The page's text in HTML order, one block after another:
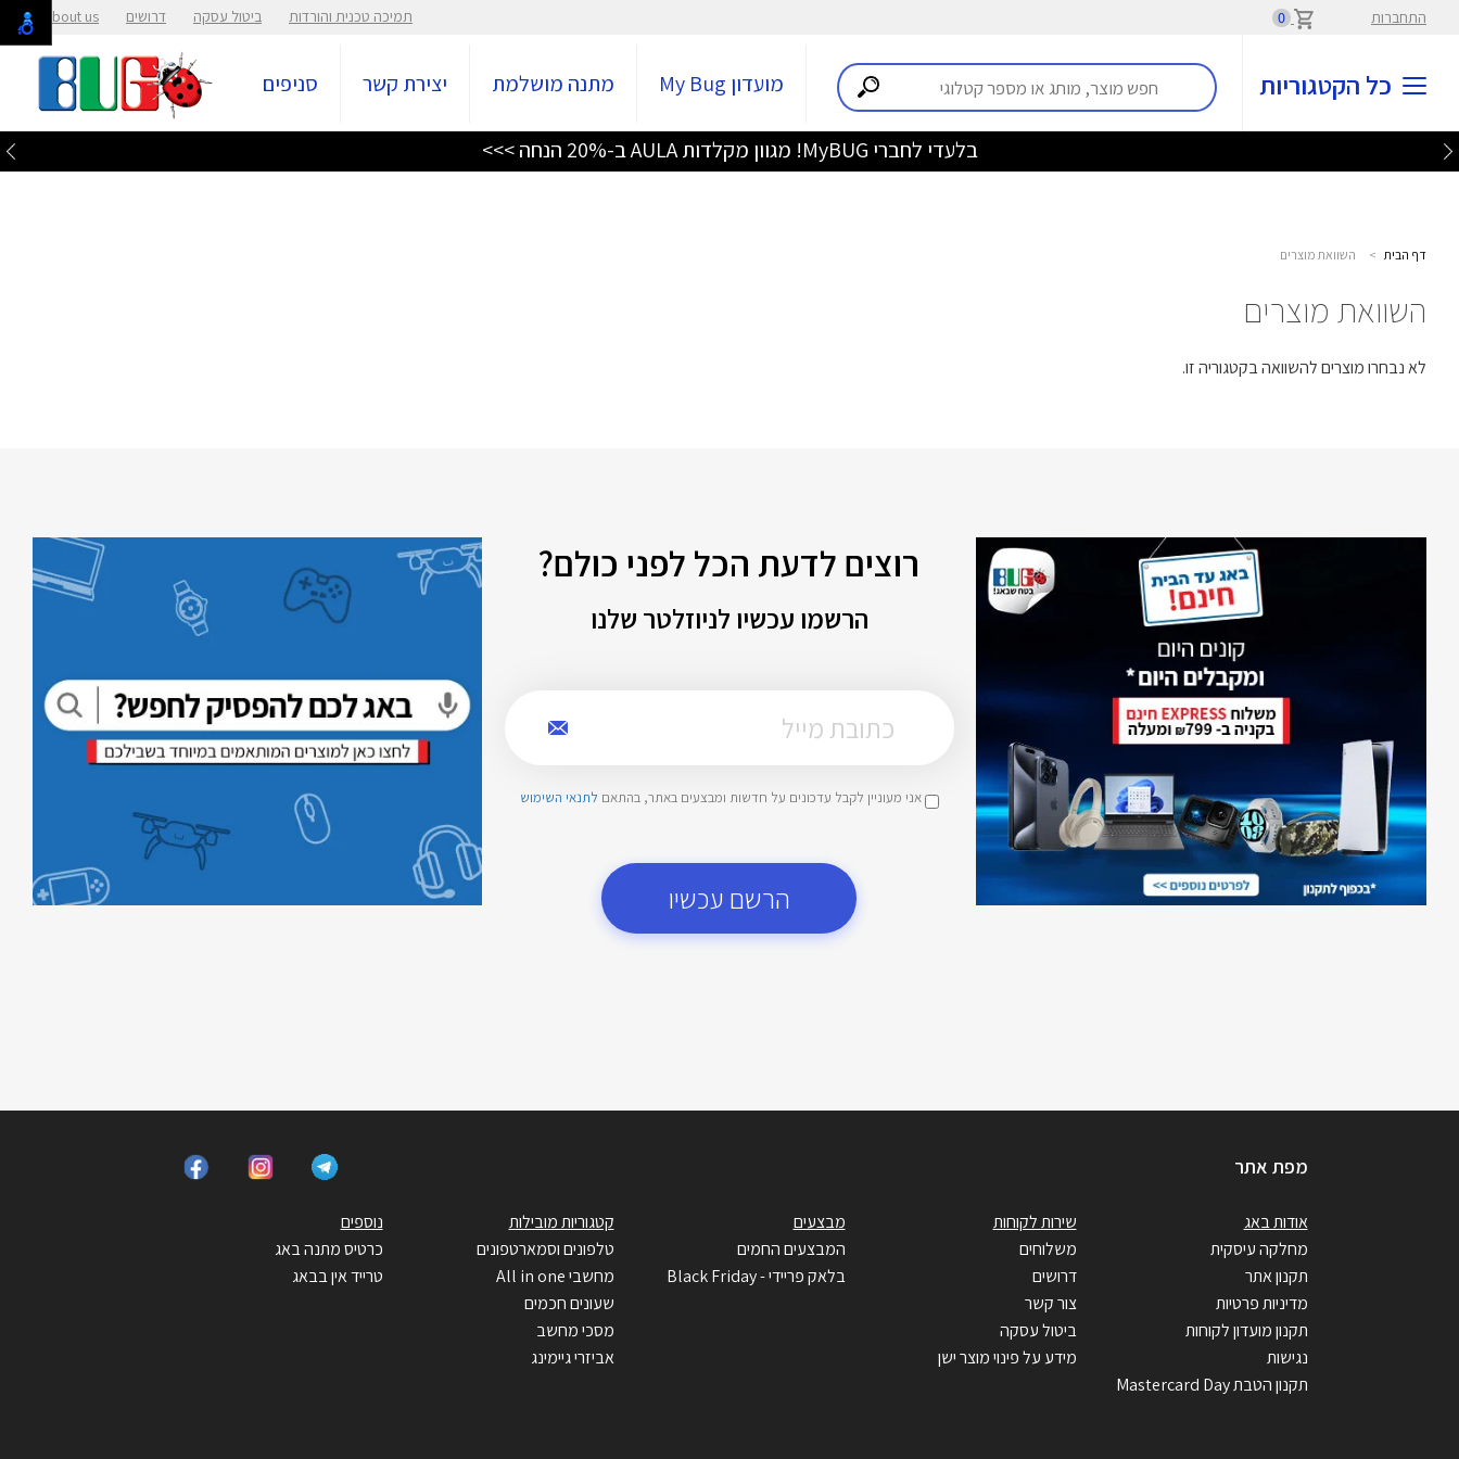
התחברות 0 תמיכה טכנית והורדות ביטול עסקה דרושים About us
כל הקטגוריות מועדון My Bug מתנה מושלמת יצירת קשר סניפים
בלעדי לחברי MyBUG! מגוון מקלדות AULA ב-20% הנחה >>>
דף הבית > השוואת מוצרים
השוואת מוצרים
לא נבחרו מוצרים להשוואה בקטגוריה זו.
רוצים לדעת הכל לפני כולם?
הרשמו עכשיו לניוזלטר שלנו
אני מעוניין לקבל עדכונים על חדשות ומבצעים באתר, בהתאם לתנאי השימוש
הרשם עכשיו
מפת אתר
אודות באג
מחלקה עיסקית
תקנון אתר
מדיניות פרטיות
תקנון מועדון לקוחות
נגישות
תקנון הטבת Mastercard Day
שירות לקוחות
משלוחים
דרושים
צור קשר
ביטול עסקה
מידע על פינוי מוצר ישן
מבצעים
המבצעים החמים
בלאק פריידי - Black Friday
קטגוריות מובילות
טלפונים וסמארטפונים
מחשבי All in one
שעונים חכמים
מסכי מחשב
אביזרי גיימינג
נוספים
כרטיס מתנה באג
טרייד אין בבאג